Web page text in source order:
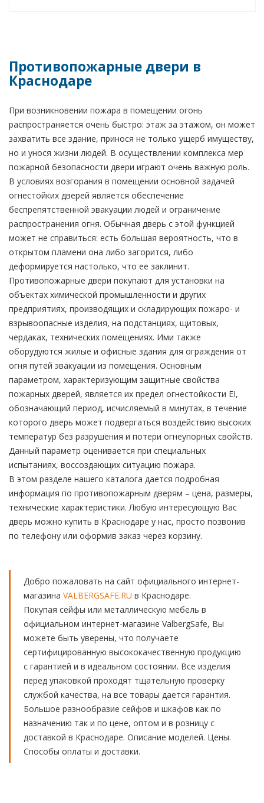
Противопожарные двери в
Краснодаре
При возникновении пожара в помещении огонь
распространяется очень быстро: этаж за этажом, он может
захватить все здание, принося не только ущерб имуществу,
но и унося жизни людей. В осуществлении комплекса мер
пожарной безопасности двери играют очень важную роль.
В условиях возгорания в помещении основной задачей
огнестойких дверей является обеспечение
беспрепятственной эвакуации людей и ограничение
распространения огня. Обычная дверь с этой функцией
может не справиться: есть большая вероятность, что в
открытом пламени она либо загорится, либо
деформируется настолько, что ее заклинит.
Противопожарные двери покупают для установки на
объектах химической промышленности и других
предприятиях, производящих и складирующих пожаро- и
взрывоопасные изделия, на подстанциях, щитовых,
чердаках, технических помещениях. Ими также
оборудуются жилые и офисные здания для ограждения от
огня путей эвакуации из помещения. Основным
параметром, характеризующим защитные свойства
пожарных дверей, является их предел огнестойкости EI,
обозначающий период, исчисляемый в минутах, в течение
которого дверь может подвергаться воздействию высоких
температур без разрушения и потери огнеупорных свойств.
Данный параметр оценивается при специальных
испытаниях, воссоздающих ситуацию пожара.
В этом разделе нашего каталога дается подробная
информация по противопожарным дверям – цена, размеры,
технические характеристики. Любую интересующую Вас
дверь можно купить в Краснодаре у нас, просто позвонив
по телефону или оформив заказ через корзину.
Добро пожаловать на сайт официального интернет-
магазина VALBERGSAFE.RU в Краснодаре.
Покупая сейфы или металлическую мебель в
официальном интернет-магазине ValbergSafe, Вы
можете быть уверены, что получаете
сертифицированную высококачественную продукцию
с гарантией и в идеальном состоянии. Все изделия
перед упаковкой проходят тщательную проверку
службой качества, на все товары дается гарантия.
Большое разнообразие сейфов и шкафов как по
назначению так и по цене, оптом и в розницу с
доставкой в Краснодаре. Описание моделей. Цены.
Способы оплаты и доставки.